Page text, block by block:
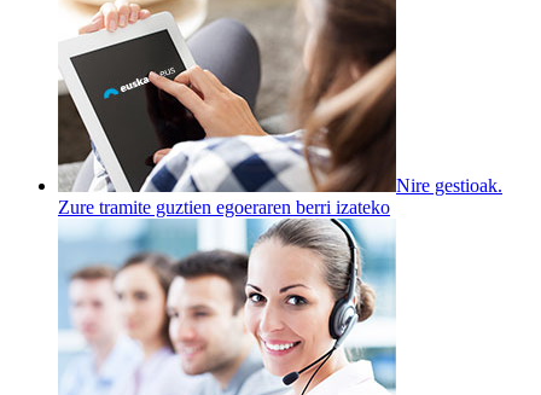
Nire gestioak.
Zure tramite guztien egoeraren berri izateko